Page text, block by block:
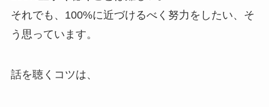
それでも、100%に近づけるべく努力をしたい、そ
う思っています。
話を聴くコツは、